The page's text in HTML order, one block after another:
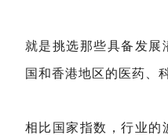
就是挑选那些具备发展
国和香港地区的医药、
相比国家指数，行业的